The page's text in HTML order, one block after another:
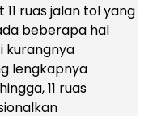
ruas jalan tol yang
beberapa hal
kurangnya
lengkapnya
11 ruas